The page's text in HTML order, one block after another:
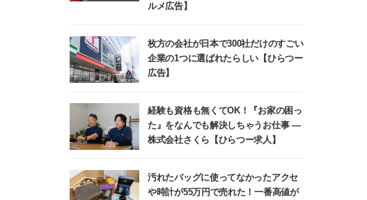
ルメ広告】
枚方の会社が日本で300社だけのすごい
企業の1つに選ばれたらしい【ひらつー
広告】
経験も資格も無くてOK！『お家の困っ
た』をなんでも解決しちゃうお仕事 ―
株式会社さくら【ひらつー求人】
汚れたバッグに使ってなかったアクセ
や時計が55万円で売れた！一番高値が